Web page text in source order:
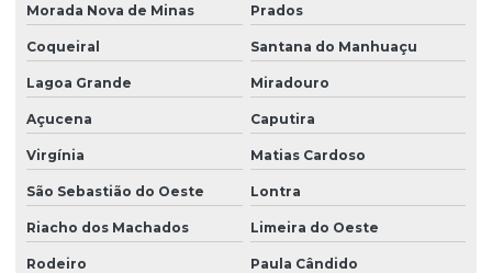
Morada Nova de Minas Prados
Coqueiral Santana do Manhuaçu
Lagoa Grande Miradouro
Açucena Caputira
Virgínia Matias Cardoso
São Sebastião do Oeste Lontra
Riacho dos Machados Limeira do Oeste
Rodeiro Paula Cândido